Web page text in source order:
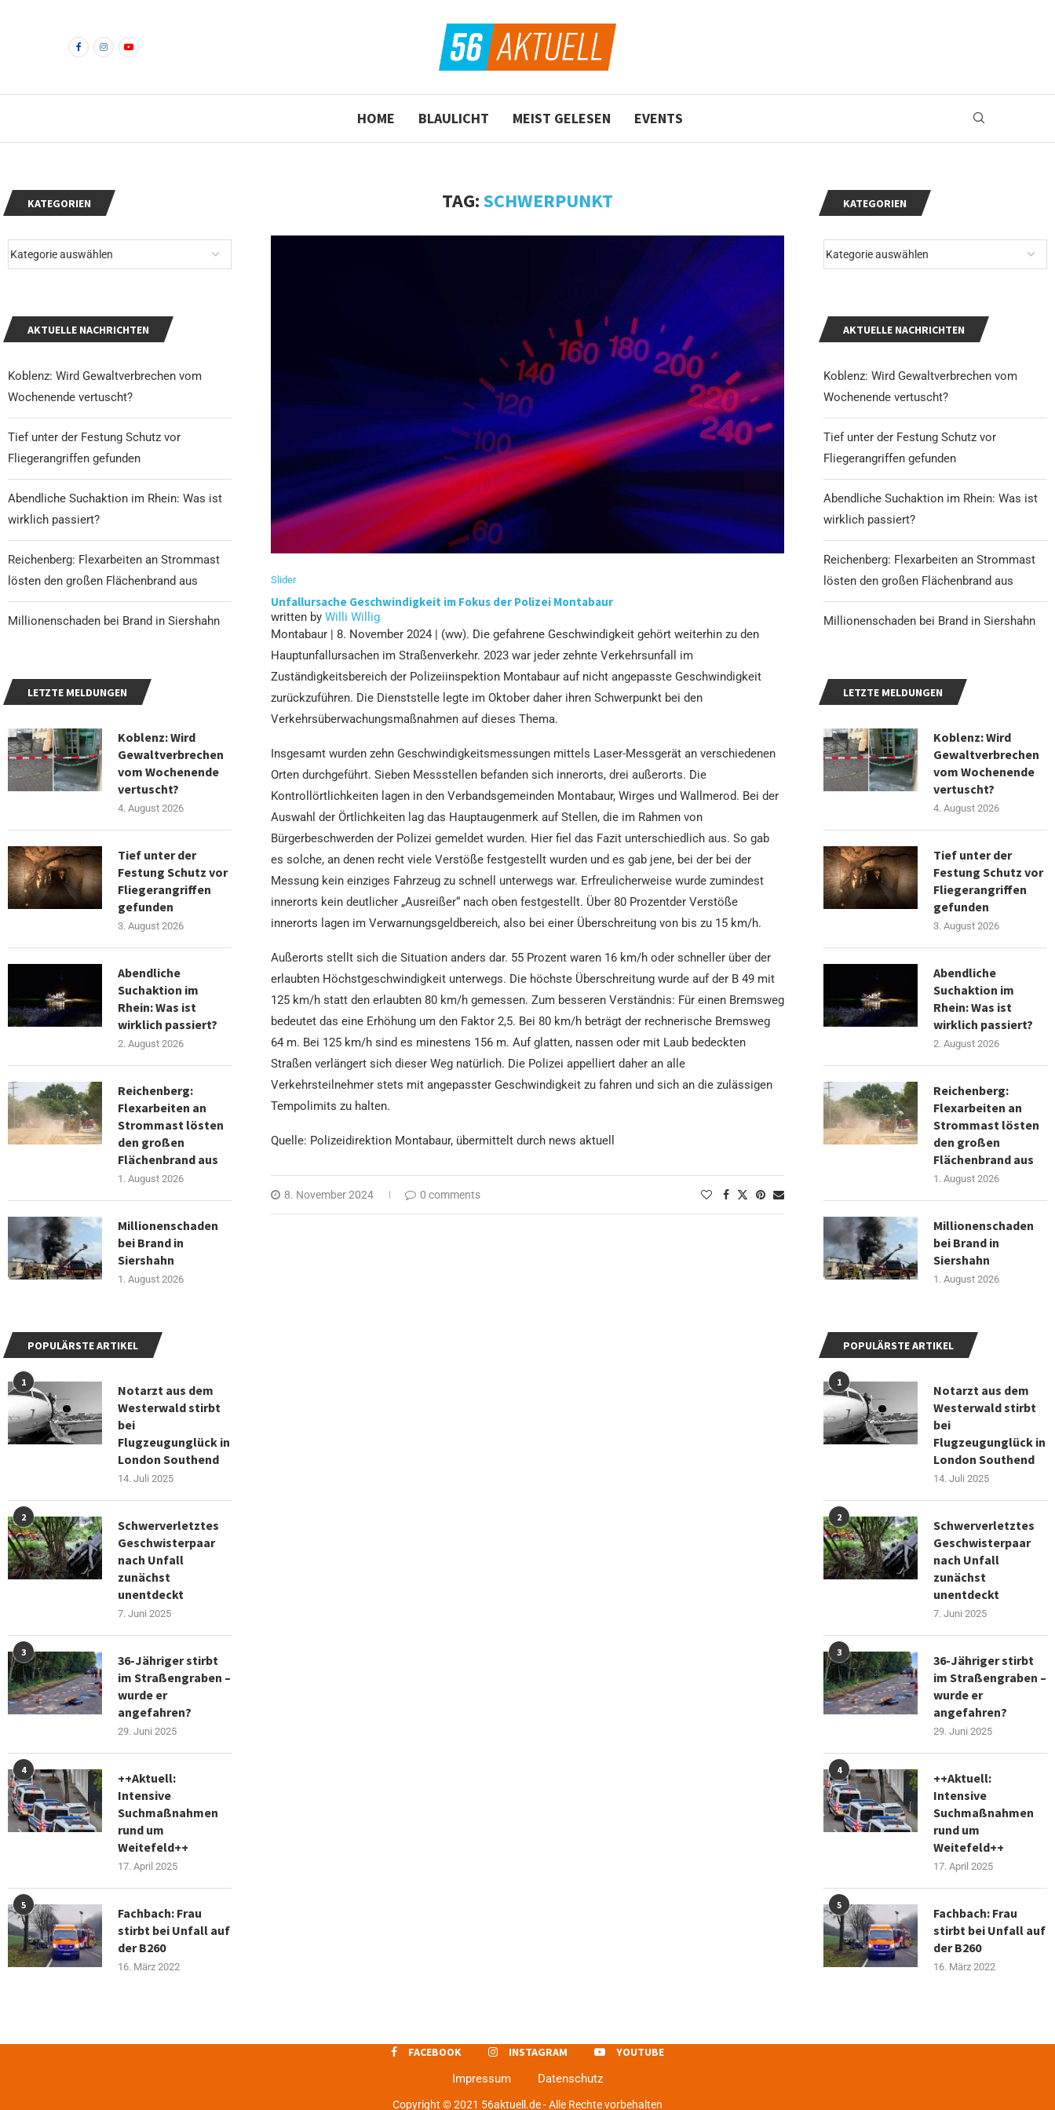
HOME BLAULICHT MEIST GELESEN EVENTS
TAG:SCHWERPUNKT
Slider
Unfallursache Geschwindigkeit im Fokus der Polizei Montabaur
written by Willi Willig
Montabaur | 8. November 2024 | (ww). Die gefahrene Geschwindigkeit gehört weiterhin zu den
Hauptunfallursachen im Straßenverkehr. 2023 war jeder zehnte Verkehrsunfall im
Zuständigkeitsbereich der Polizeiinspektion Montabaur auf nicht angepasste Geschwindigkeit
zurückzuführen. Die Dienststelle legte im Oktober daher ihren Schwerpunkt bei den
Verkehrsüberwachungsmaßnahmen auf dieses Thema.
Insgesamt wurden zehn Geschwindigkeitsmessungen mittels Laser-Messgerät an verschiedenen
Orten durchgeführt. Sieben Messstellen befanden sich innerorts, drei außerorts. Die
Kontrollörtlichkeiten lagen in den Verbandsgemeinden Montabaur, Wirges und Wallmerod. Bei der
Auswahl der Örtlichkeiten lag das Hauptaugenmerk auf Stellen, die im Rahmen von
Bürgerbeschwerden der Polizei gemeldet wurden. Hier fiel das Fazit unterschiedlich aus. So gab
es solche, an denen recht viele Verstöße festgestellt wurden und es gab jene, bei der bei der
Messung kein einziges Fahrzeug zu schnell unterwegs war. Erfreulicherweise wurde zumindest
innerorts kein deutlicher „Ausreißer“ nach oben festgestellt. Über 80 Prozentder Verstöße
innerorts lagen im Verwarnungsgeldbereich, also bei einer Überschreitung von bis zu 15 km/h.
Außerorts stellt sich die Situation anders dar. 55 Prozent waren 16 km/h oder schneller über der
erlaubten Höchstgeschwindigkeit unterwegs. Die höchste Überschreitung wurde auf der B 49 mit
125 km/h statt den erlaubten 80 km/h gemessen. Zum besseren Verständnis: Für einen Bremsweg
bedeutet das eine Erhöhung um den Faktor 2,5. Bei 80 km/h beträgt der rechnerische Bremsweg
64 m. Bei 125 km/h sind es minestens 156 m. Auf glatten, nassen oder mit Laub bedeckten
Straßen verlängert sich dieser Weg natürlich. Die Polizei appelliert daher an alle
Verkehrsteilnehmer stets mit angepasster Geschwindigkeit zu fahren und sich an die zulässigen
Tempolimits zu halten.
Quelle: Polizeidirektion Montabaur, übermittelt durch news aktuell
8. November 2024 0 comments
KATEGORIEN
AKTUELLE NACHRICHTEN
Koblenz: Wird Gewaltverbrechen vom
Wochenende vertuscht?
Tief unter der Festung Schutz vor
Fliegerangriffen gefunden
Abendliche Suchaktion im Rhein: Was ist
wirklich passiert?
Reichenberg: Flexarbeiten an Strommast
lösten den großen Flächenbrand aus
Millionenschaden bei Brand in Siershahn
LETZTE MELDUNGEN
Koblenz: Wird
Gewaltverbrechen
vom Wochenende
vertuscht?
4. August 2026
Tief unter der
Festung Schutz vor
Fliegerangriffen
gefunden
3. August 2026
Abendliche
Suchaktion im
Rhein: Was ist
wirklich passiert?
2. August 2026
Reichenberg:
Flexarbeiten an
Strommast lösten
den großen
Flächenbrand aus
1. August 2026
Millionenschaden
bei Brand in
Siershahn
1. August 2026
POPULÄRSTE ARTIKEL
1
Notarzt aus dem
Westerwald stirbt
bei
Flugzeugunglück in
London Southend
14. Juli 2025
2
Schwerverletztes
Geschwisterpaar
nach Unfall
zunächst
unentdeckt
7. Juni 2025
3
36-Jähriger stirbt
im Straßengraben –
wurde er
angefahren?
29. Juni 2025
4
++Aktuell:
Intensive
Suchmaßnahmen
rund um
Weitefeld++
17. April 2025
5
Fachbach: Frau
stirbt bei Unfall auf
der B260
16. März 2022
KATEGORIEN
AKTUELLE NACHRICHTEN
Koblenz: Wird Gewaltverbrechen vom
Wochenende vertuscht?
Tief unter der Festung Schutz vor
Fliegerangriffen gefunden
Abendliche Suchaktion im Rhein: Was ist
wirklich passiert?
Reichenberg: Flexarbeiten an Strommast
lösten den großen Flächenbrand aus
Millionenschaden bei Brand in Siershahn
LETZTE MELDUNGEN
Koblenz: Wird
Gewaltverbrechen
vom Wochenende
vertuscht?
4. August 2026
Tief unter der
Festung Schutz vor
Fliegerangriffen
gefunden
3. August 2026
Abendliche
Suchaktion im
Rhein: Was ist
wirklich passiert?
2. August 2026
Reichenberg:
Flexarbeiten an
Strommast lösten
den großen
Flächenbrand aus
1. August 2026
Millionenschaden
bei Brand in
Siershahn
1. August 2026
POPULÄRSTE ARTIKEL
1
Notarzt aus dem
Westerwald stirbt
bei
Flugzeugunglück in
London Southend
14. Juli 2025
2
Schwerverletztes
Geschwisterpaar
nach Unfall
zunächst
unentdeckt
7. Juni 2025
3
36-Jähriger stirbt
im Straßengraben –
wurde er
angefahren?
29. Juni 2025
4
++Aktuell:
Intensive
Suchmaßnahmen
rund um
Weitefeld++
17. April 2025
5
Fachbach: Frau
stirbt bei Unfall auf
der B260
16. März 2022
FACEBOOK INSTAGRAM
YOUTUBE
Impressum
Datenschutz
Copyright © 2021 56aktuell.de - Alle Rechte vorbehalten